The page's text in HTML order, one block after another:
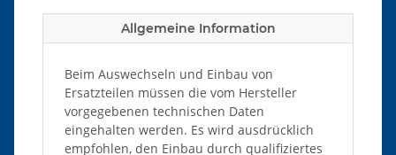
Allgemeine Information
Beim Auswechseln und Einbau von
Ersatzteilen müssen die vom Hersteller
vorgegebenen technischen Daten
eingehalten werden. Es wird ausdrücklich
empfohlen, den Einbau durch qualifiziertes